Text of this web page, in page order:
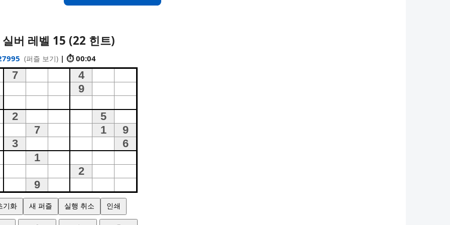
버 레벨 15 (22 힌트)
(퍼즐 보기) | ⏱ 00:05
기화 새 퍼즐 실행 취소 인쇄